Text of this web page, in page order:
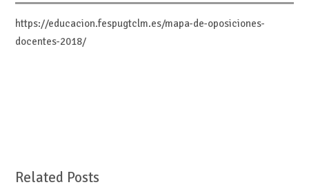
https://educacion.fespugtclm.es/mapa-de-oposiciones-
docentes-2018/
Related Posts